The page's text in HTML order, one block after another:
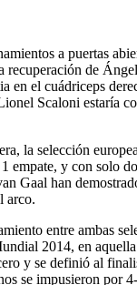
a puertas
recuperación de
en el cuádriceps
Scaloni estaría
la selección
empate, y con solo
Gaal han
arco.
entre ambas
2014, en
y se definió al
se impusieron por